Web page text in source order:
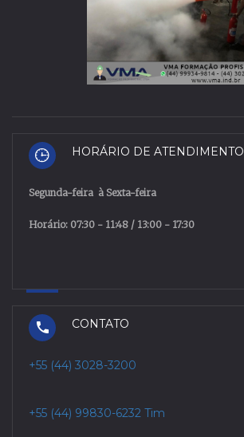
HORÁRIO DE ATENDIMENTO
Segunda-feira à Sexta-feira
Horário: 07:30 - 11:48 / 13:00 - 17:30
CONTATO
+55 (44) 3028-3200
+55 (44) 99830-6232 Tim